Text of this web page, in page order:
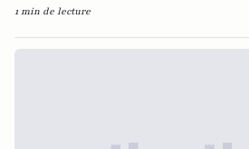
1 min de lecture